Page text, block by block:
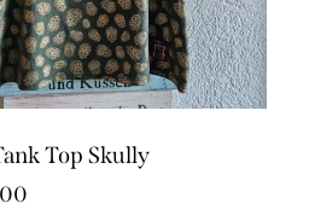
Top Skully